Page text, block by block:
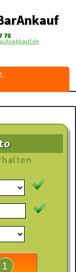
78
1